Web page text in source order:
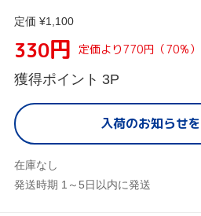
定価 ¥1,100
330円 定価より770円（70%
獲得ポイント 3P
入荷のお知らせ
在庫なし
発送時期 1～5日以内に発送